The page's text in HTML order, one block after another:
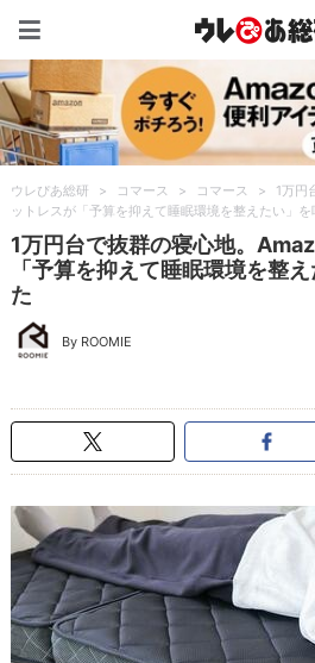
ウレぴあ総研 > コマース > コマース >
1万円
ットレスが「予算を抑えて睡眠環境を整えたい」を
1万円台で抜群の寝心地。
「予算を抑えて睡眠環境を整
た
By ROOMIE